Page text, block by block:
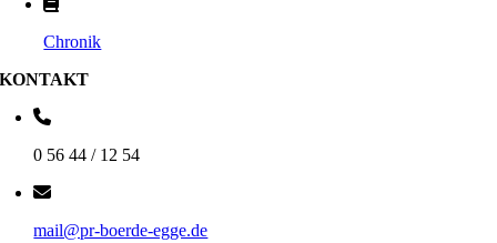
Chronik
KONTAKT
0 56 44 / 12 54
mail@pr-boerde-egge.de